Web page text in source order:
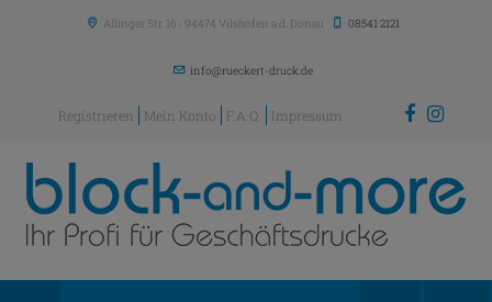
Allinger Str. 16 94474 Vilshofen a.d. Donau 08541 2121
info@rueckert-druck.de
Registrieren Mein Konto F.A.Q. Impressum